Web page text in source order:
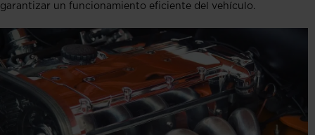
garantizar un funcionamiento eficiente del vehículo.